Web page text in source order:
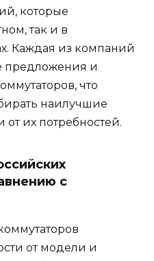
которые
так и в
Каждая из компаний
предложения и
что
наилучшие
их потребностей.
с
от модели и